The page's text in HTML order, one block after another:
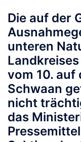
Die auf der
unteren
vom 10. auf
Schwaan
nicht
das